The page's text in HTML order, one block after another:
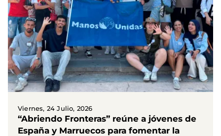
Viernes, 24 Julio, 2026
“Abriendo Fronteras” reúne a jóvenes de
España y Marruecos para fomentar la